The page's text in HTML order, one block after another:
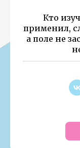
Кто
применил,
а поле не